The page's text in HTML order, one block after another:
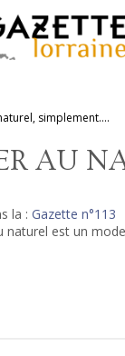
simplement….
AU
la : Gazette n°113
naturel est un